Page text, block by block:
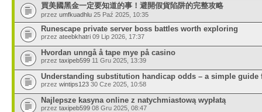
買美國黑金一定要知道的事！避開假貨陷阱的完整攻略
przez umfkuadhlu 25 Paź 2025, 10:35
Runescape private server boss battles worth exploring
przez ateebkhatri 09 Lip 2026, 17:37
Hvordan unngå å tape mye på casino
przez taxipeb599 11 Gru 2025, 13:39
Understanding substitution handicap odds – a simple guide
przez wintips123 30 Cze 2025, 10:58
Najlepsze kasyna online z natychmiastową wypłatą
przez taxipeb599 08 Gru 2025, 08:47